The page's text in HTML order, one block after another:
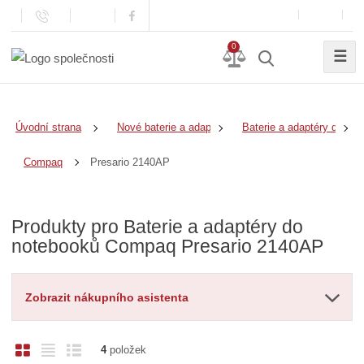
0
☰
Úvodní strana Nové baterie a adaptéry Baterie a adaptéry do
Compaq Presario 2140AP
Produkty pro Baterie a adaptéry do
notebooků Compaq Presario 2140AP
Zobrazit nákupního asistenta
O
Ř
4položek